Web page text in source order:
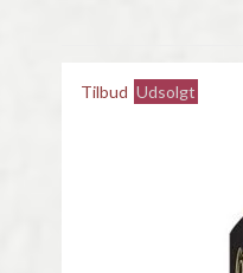
Tilbud Udsolgt